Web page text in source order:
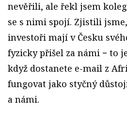
nevěřili, ale řekl jsem
se s nimi spojí. Zjistili
investoři mají v Česku
fyzicky přišel za námi − to
když dostanete e­-mail z
fungovat jako styčný
a námi.